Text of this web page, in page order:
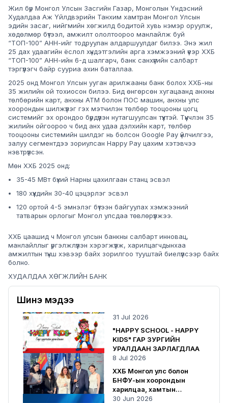
Жил бүр Монгол Улсын Засгийн Газар, Монголын Үндэсний
Худалдаа Аж Үйлдвэрийн Танхим хамтран Монгол Улсын
эдийн засаг, нийгмийн хөгжилд бодитой хувь нэмэр оруулж,
хөдөлмөр бүтээл, амжилт ололтоороо манлайлж буй
“ТОП-100” АНН-ийг тодруулан алдаршуулдаг билээ. Энэ жил
25 дах удаагийн ёслол хүндэтгэлийн арга хэмжээний үеэр ХХБ
“ТОП-100” АНН-ийн 6-д шалгарч, банк санхүүгийн салбарт
тэргүүлэгч байр сууриа ахин баталлаа.
2025 онд Монгол Улсын ууган арилжааны банк болох ХХБ-ны
35 жилийн ой тохиосон билээ. Бид өнгөрсөн хугацаанд анхны
төлбөрийн карт, анхны АТМ болон ПОС машин, анхны улс
хоорондын шилжүүлэг гэх мэтчилэн төлбөр тооцооны цогц
системийг эх орондоо бүрдүүлэн нутагшуулсан түүхтэй. Түүнчлэн 35
жилийн ойгоороо ч бид анх удаа дэлхийн карт, төлбөр
тооцооны системийн шилдэг нь болсон Google Pay үйлчилгээ,
залуу сегментдээ зориулсан Happy Pay цахим хэтэвчээ
нэвтрүүлсэн.
Мөн ХХБ 2025 онд:
35-45 MBт бүхий Нарны цахилгаан станц эсвэл
180 хүүхдийн 30-40 цэцэрлэг эсвэл
120 ортой 4-5 эмнэлэг бүтээн байгуулах хэмжээний
татварын орлогыг Монгол улсдаа төвлөрүүлжээ.
ХХБ цаашид ч Монгол улсын банкны салбарт инновац,
манлайллыг үргэлжлүүлэн хэрэгжүүлж, харилцагчдынхаа
амжилтын түнш хэвээр байх зорилгоо тууштай биелүүлсээр байх
болно.
ХУДАЛДАА ХӨГЖЛИЙН БАНК
Шинэ мэдээ
31 Jul 2026
"HAPPY SCHOOL - HAPPY
KIDS" ГАР ЗУРГИЙН
УРАЛДААН ЗАРЛАГДЛАА
8 Jul 2026
ХХБ Монгол улс болон
БНФУ-ын хоорондын
харилцаа, хамтын
ажиллагаанд хувь нэмрээ
30 Jun 2026